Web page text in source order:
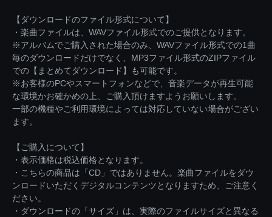
【ダウンロードのファイル形式について】
・楽曲ファイルは、WAVファイル形式でのご提供となります。
※アルバムでご購入された場合のみ、WAVファイル形式での1曲
毎のダウンロードだけでなく、MP3ファイル形式のZIPファイル
での【まとめてダウンロード】も可能です。
※お客様のPCやスマートフォンなどで、音楽データが再生可能
な環境かお確かめの上、ご購入頂けますようお願いします。
一部の機種やご利用環境によっては対応していない場合がござい
ます。
【ご購入について】
・表示価格は税込価格となります。
・こちらの商品は「CD」ではありません。楽曲ファイルをダウ
ンロードいただくデジタルコンテンツとなりますため、ご注意く
ださい。
・ダウンロードの「サイズ」は、実際のファイルサイズと異なる